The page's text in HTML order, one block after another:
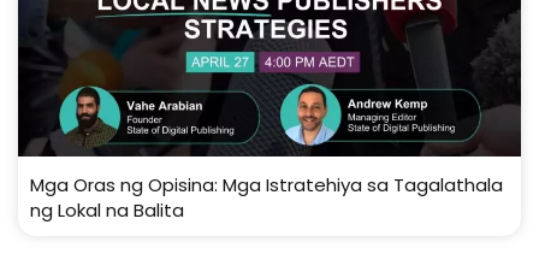
Mga Oras ng Opisina: Mga Istratehiya sa Tagalathala
ng Lokal na Balita